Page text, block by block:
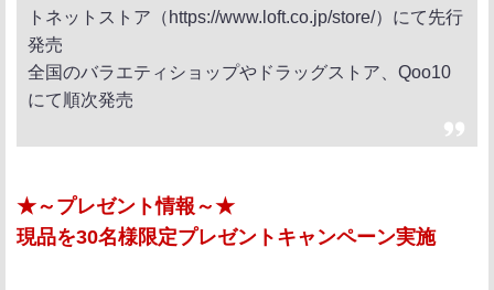
トネットストア（https://www.loft.co.jp/store/）にて先行
発売
全国のバラエティショップやドラッグストア、Qoo10
にて順次発売
★～プレゼント情報～★
現品を30名様限定プレゼントキャンペーン実施